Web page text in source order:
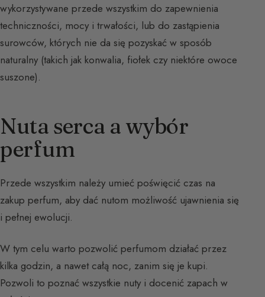
wykorzystywane przede wszystkim do zapewnienia
techniczności, mocy i trwałości, lub do zastąpienia
surowców, których nie da się pozyskać w sposób
naturalny (takich jak konwalia, fiołek czy niektóre owoce
suszone).
Nuta serca a wybór
perfum
Przede wszystkim należy umieć poświęcić czas na
zakup perfum, aby dać nutom możliwość ujawnienia się
i pełnej ewolucji.
W tym celu warto pozwolić perfumom działać przez
kilka godzin, a nawet całą noc, zanim się je kupi.
Pozwoli to poznać wszystkie nuty i docenić zapach w